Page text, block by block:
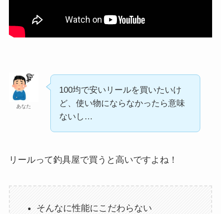
あなた
100均で安いリールを買いたいけ
ど、使い物にならなかったら意味
ないし…
リールって釣具屋で買うと高いですよね！
そんなに性能にこだわらない